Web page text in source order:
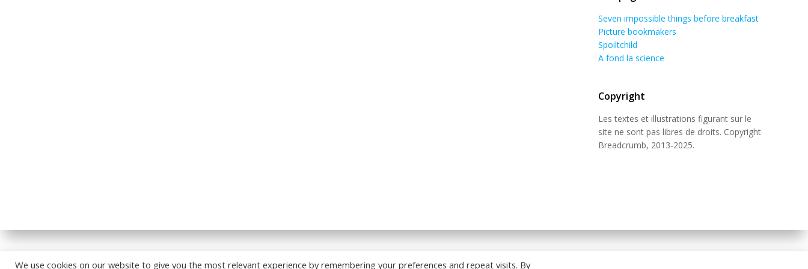
Seven impossible things before breakfast
Picture bookmakers
Spoiltchild
A fond la science
Copyright
Les textes et illustrations figurant sur le
site ne sont pas libres de droits. Copyright
Breadcrumb, 2013-2025.
© 2026 BREADCRUMB.FR. Construit avec WordPress etColibriWP Theme
We use cookies on our website to give you the most relevant experience by remembering your preferences and repeat visits. By